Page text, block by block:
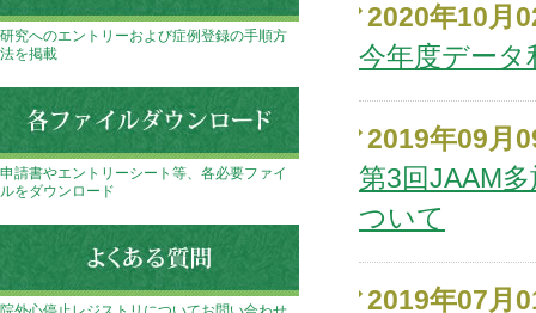
研究へのエントリーおよび症例登録の手順方
法を掲載
申請書やエントリーシート等、各必要ファイ
ルをダウンロード
2020年10月
今年度デー
2019年09月
第3回JAAM
ついて
2019年07月